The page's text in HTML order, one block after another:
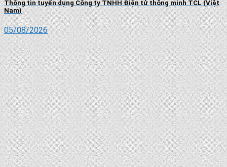
Thông tin tuyển dụng Công ty TNHH Điện tử thông minh TCL (Việt
Nam)
05/08/2026